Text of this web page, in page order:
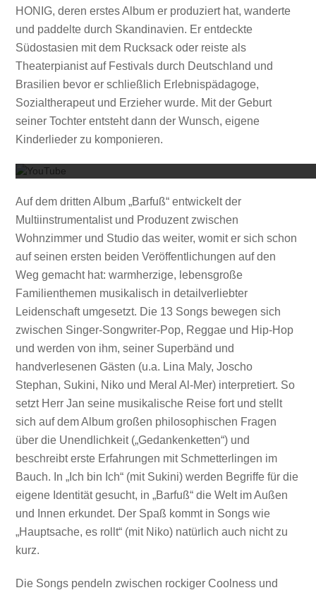
HONIG, deren erstes Album er produziert hat, wanderte
und paddelte durch Skandinavien. Er entdeckte
Südostasien mit dem Rucksack oder reiste als
Theaterpianist auf Festivals durch Deutschland und
Brasilien bevor er schließlich Erlebnispädagoge,
Sozialtherapeut und Erzieher wurde. Mit der Geburt
seiner Tochter entsteht dann der Wunsch, eigene
Kinderlieder zu komponieren.
Auf dem dritten Album „Barfuß“ entwickelt der
Multiinstrumentalist und Produzent zwischen
Wohnzimmer und Studio das weiter, womit er sich schon
auf seinen ersten beiden Veröffentlichungen auf den
Weg gemacht hat: warmherzige, lebensgroße
Familienthemen musikalisch in detailverliebter
Leidenschaft umgesetzt. Die 13 Songs bewegen sich
zwischen Singer-Songwriter-Pop, Reggae und Hip-Hop
und werden von ihm, seiner Superbänd und
handverlesenen Gästen (u.a. Lina Maly, Joscho
Stephan, Sukini, Niko und Meral Al-Mer) interpretiert. So
setzt Herr Jan seine musikalische Reise fort und stellt
sich auf dem Album großen philosophischen Fragen
über die Unendlichkeit („Gedankenketten“) und
beschreibt erste Erfahrungen mit Schmetterlingen im
Bauch. In „Ich bin Ich“ (mit Sukini) werden Begriffe für die
eigene Identität gesucht, in „Barfuß“ die Welt im Außen
und Innen erkundet. Der Spaß kommt in Songs wie
„Hauptsache, es rollt“ (mit Niko) natürlich auch nicht zu
kurz.
Die Songs pendeln zwischen rockiger Coolness und